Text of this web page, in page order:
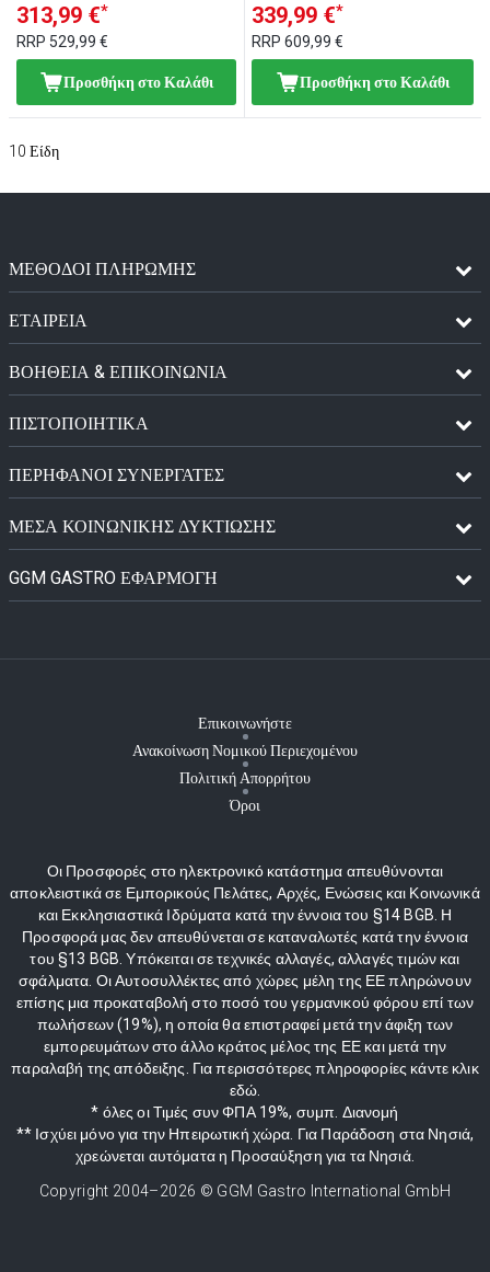
313,99 €*
RRP 529,99 €
Προσθήκη στο Καλάθι
339,99 €*
RRP609,99 €
Προσθήκη στο Καλάθι
10 Είδη
ΜΈΘΟΔΟΙ ΠΛΗΡΩΜΉΣ
ΕΤΑΙΡΕΙΑ
ΒΟΗΘΕΙΑ & ΕΠΙΚΟΙΝΩΝΙΑ
ΠΙΣΤΟΠΟΙΗΤΙΚΆ
ΠΕΡΉΦΑΝΟΙ ΣΥΝΕΡΓΆΤΕΣ
ΜΈΣΑ ΚΟΙΝΩΝΙΚΉΣ ΔΥΚΤΊΩΣΗΣ
GGM GASTRO ΕΦΑΡΜΟΓΉ
Επικοινωνήστε
Ανακοίνωση Νομικού Περιεχομένου
Πολιτική Απορρήτου
Όροι
Οι Προσφορές στο ηλεκτρονικό κατάστημα απευθύνονται
αποκλειστικά σε Εμπορικούς Πελάτες, Αρχές, Ενώσεις και Κοινωνικά
και Εκκλησιαστικά Ιδρύματα κατά την έννοια του §14 BGB. Η
Προσφορά μας δεν απευθύνεται σε καταναλωτές κατά την έννοια
του §13 BGB. Υπόκειται σε τεχνικές αλλαγές, αλλαγές τιμών και
σφάλματα. Οι Αυτοσυλλέκτες από χώρες μέλη της ΕΕ πληρώνουν
επίσης μια προκαταβολή στο ποσό του γερμανικού φόρου επί των
πωλήσεων (19%), η οποία θα επιστραφεί μετά την άφιξη των
εμπορευμάτων στο άλλο κράτος μέλος της ΕΕ και μετά την
παραλαβή της απόδειξης. Για περισσότερες πληροφορίες κάντε κλικ
εδώ.
* όλες οι Τιμές συν ΦΠΑ 19%, συμπ. Διανομή
** Ισχύει μόνο για την Ηπειρωτική χώρα. Για Παράδοση στα Νησιά,
χρεώνεται αυτόματα η Προσαύξηση για τα Νησιά.
Copyright 2004–2026 © GGM Gastro International GmbH